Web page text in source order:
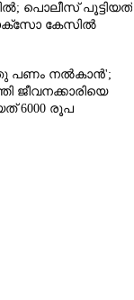
പൊലീസ് പൂട്ടിയത്
കേസിൽ
പണം നൽകാൻ';
ജീവനക്കാരിയെ
6000 രൂപ